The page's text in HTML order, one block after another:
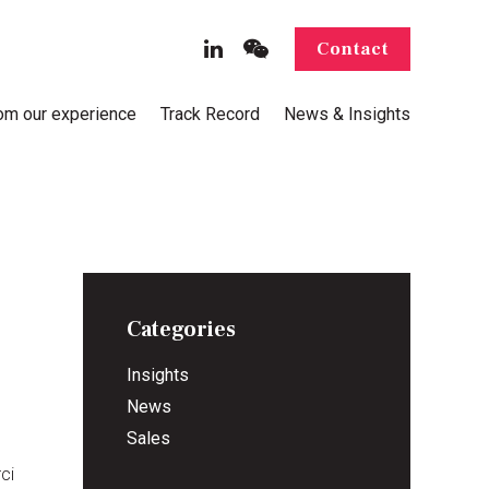
Contact
our experience Track Record News & Insights
Categories
Insights
News
Sales